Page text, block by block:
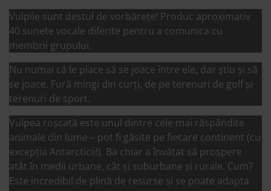
Vulpile sunt destul de vorbărețe! Produc aproximativ
40 sunete vocale diferite pentru a comunica cu
membrii grupului.
Nu numai că le place să se joace între ele, dar știu și să
se joace. Fură mingi din curți, de pe terenuri de golf și
terenuri de sport.
Vulpea roșcată este unul dintre cele mai răspândite
animale din lume – pot fi găsite pe fiecare continent (cu
excepția Antarcticii!). Ba chiar a învățat să prospere
atât în ​​medii urbane, cât și suburbane și rurale. Cum?
Este incredibil de plină de resurse și se poate adapta